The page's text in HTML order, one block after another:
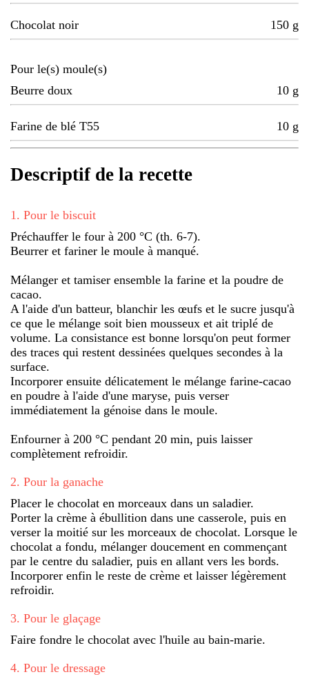
Chocolat noir 150 g
Pour le(s) moule(s)
Beurre doux
10 g
Farine de blé T55 10 g
Descriptif de la recette
1 . Pour le biscuit
Préchauffer le four à 200 °C (th. 6-7).
Beurrer et fariner le moule à manqué.
Mélanger et tamiser ensemble la farine et la poudre de
cacao.
A l'aide d'un batteur, blanchir les œufs et le sucre jusqu'à
ce que le mélange soit bien mousseux et ait triplé de
volume. La consistance est bonne lorsqu'on peut former
des traces qui restent dessinées quelques secondes à la
surface.
Incorporer ensuite délicatement le mélange farine-cacao
en poudre à l'aide d'une maryse, puis verser
immédiatement la génoise dans le moule.
Enfourner à 200 °C pendant 20 min, puis laisser
complètement refroidir.
2. Pour la ganache
Placer le chocolat en morceaux dans un saladier.
Porter la crème à ébullition dans une casserole, puis en
verser la moitié sur les morceaux de chocolat. Lorsque le
chocolat a fondu, mélanger doucement en commençant
par le centre du saladier, puis en allant vers les bords.
Incorporer enfin le reste de crème et laisser légèrement
refroidir.
3. Pour le glaçage
Faire fondre le chocolat avec l'huile au bain-marie.
4. Pour le dressage